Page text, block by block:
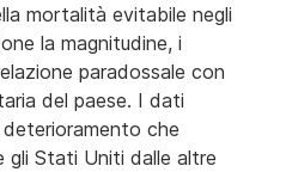
mortalità evitabile negli
la magnitudine, i
paradossale con
del paese. I dati
che
gli Stati Uniti dalle altre